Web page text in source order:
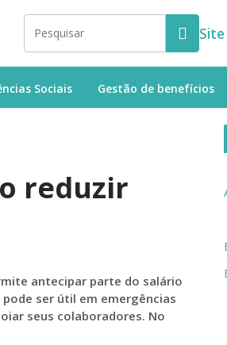
Sociais Gestão de benefícios
reduzir
antecipar parte do salário
ser útil em emergências
seus colaboradores. No